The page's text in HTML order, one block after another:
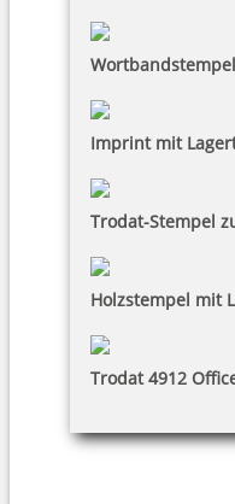
Wortbandstempel
Imprint mit
Trodat-Stempel
Holzstempel mit
Trodat 4912